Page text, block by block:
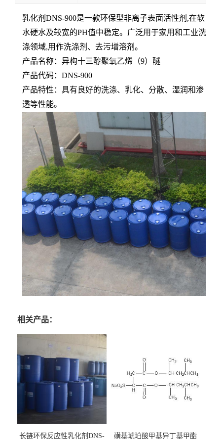
乳化剂DNS-900是一款环保型非离子表面活性剂,在软
水硬水及较宽的PH值中稳定。广泛用于家用和工业洗
涤领域,用作洗涤剂、去污增溶剂。
产品名称：异构十三醇聚氧乙烯（9）醚
产品代码：DNS-900
产品特性：具有良好的洗涤、乳化、分散、湿润和渗
透等性能。
相关产品：
长链环保反应性乳化剂DNS-
磺基琥珀酸甲基异丁基甲酯